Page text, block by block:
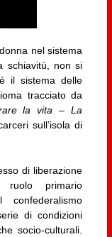
nel sistema
schiavitù, non si
il sistema delle
tracciato da
la vita – La
sull’isola di
di liberazione
primario
confederalismo
di condizioni
socio-culturali.